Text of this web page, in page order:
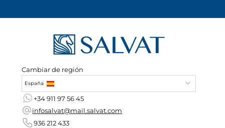
Cambiar de región
España
+34 911 97 56 45
infosalvat@mail.salvat.com
936 212 433